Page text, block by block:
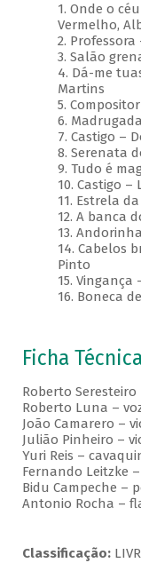
1. Onde o
Vermelho,
2. Professora
3. Salão
4. Dá-me
Martins
5.
6.
7. Castigo –
8. Serenata
9. Tudo é
10. Castigo
11. Estrela
12. A banca
13.
14. Cabelos
Pinto
15. Vingança
16. Boneca
Ficha
Roberto Seresteiro
Roberto Luna –
João Camarero –
Julião Pinheiro –
Yuri Reis –
Fernando Leitzke
Bidu Campeche –
Antonio Rocha –
Classificação: